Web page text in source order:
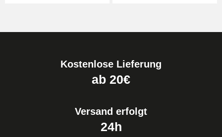
Kostenlose Lieferung
ab 20€
Versand erfolgt
24h